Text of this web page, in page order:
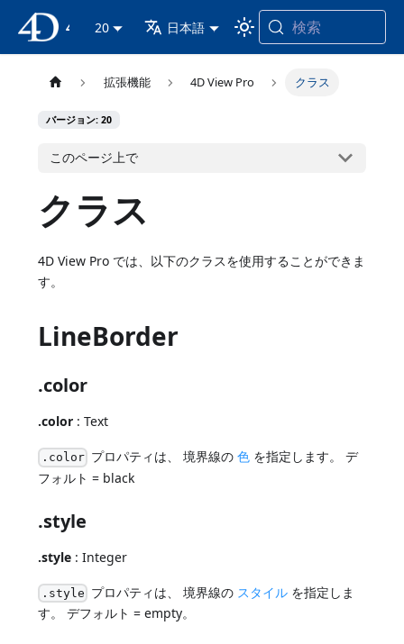
20 日本語 検索
拡張機能 4D View Pro クラス
バージョン: 20
このページ上で
クラス
4D View Pro では、以下のクラスを使用することができま
す。
LineBorder
.color
.color : Text
.color プロパティは、 境界線の 色を指定します。 デ
フォルト = black
.style
.style : Integer
.style プロパティは、 境界線の スタイルを指定しま
す。 デフォルト = empty。